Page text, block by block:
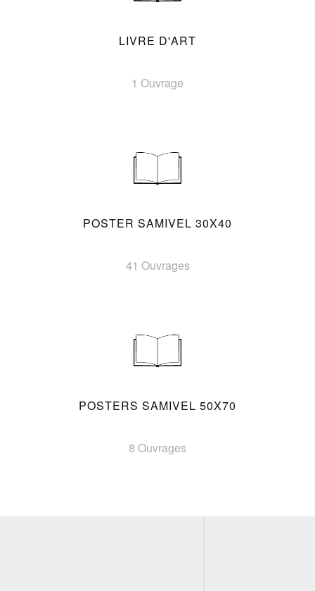
LIVRE D'ART
1 Ouvrage
POSTER SAMIVEL 30X40
41 Ouvrages
POSTERS SAMIVEL 50X70
8 Ouvrages